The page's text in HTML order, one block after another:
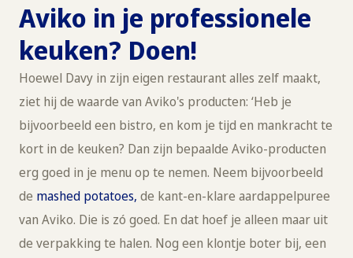
Aviko in je professionele
keuken? Doen!
Hoewel Davy in zijn eigen restaurant alles zelf maakt,
ziet hij de waarde van Aviko's producten: ‘Heb je
bijvoorbeeld een bistro, en kom je tijd en mankracht te
kort in de keuken? Dan zijn bepaalde Aviko-producten
erg goed in je menu op te nemen. Neem bijvoorbeeld
de mashed potatoes, de kant-en-klare aardappelpuree
van Aviko. Die is zó goed. En dat hoef je alleen maar uit
de verpakking te halen. Nog een klontje boter bij, een